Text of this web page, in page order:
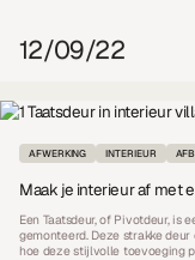
12/09/22
AFWERKING INTERIEUR
Maak je interieur af met
Een Taatsdeur, of Pivotdeur, is
gemonteerd. Deze strakke
hoe deze stijlvolle toevoeging